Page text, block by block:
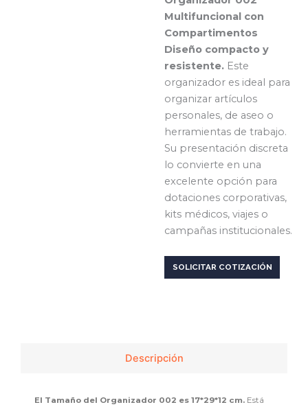
Multifuncional con
Compartimentos
Diseño compacto y
resistente. Este
organizador es ideal para
organizar artículos
personales, de aseo o
herramientas de trabajo.
Su presentación discreta
lo convierte en una
excelente opción para
dotaciones corporativas,
kits médicos, viajes o
campañas institucionales.
SOLICITAR COTIZACIÓN
Descripción
El Tamaño del Organizador 002 es 17*29*12 cm. Está